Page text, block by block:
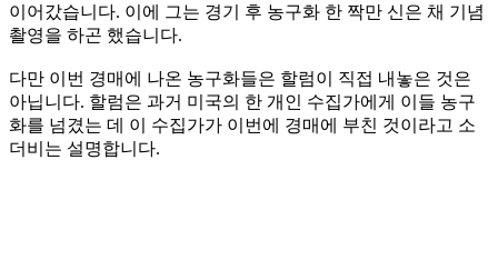
이어갔습니다. 이에 그는 경기 후 농구화 한 짝만 신은 채 기념
촬영을 하곤 했습니다.
다만 이번 경매에 나온 농구화들은 할럼이 직접 내놓은 것은
아닙니다. 할럼은 과거 미국의 한 개인 수집가에게 이들 농구
화를 넘겼는 데 이 수집가가 이번에 경매에 부친 것이라고 소
더비는 설명합니다.